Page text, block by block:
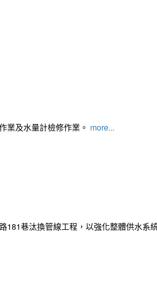
業及水量計檢修作業。 more...
巷汰換管線工程，以強化整體供水系